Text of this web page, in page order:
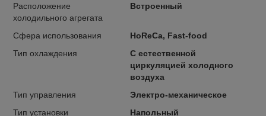
Расположение
холодильного агрегата
Встроенный
Сфера использования
HoReCa, Fast-food
Тип охлаждения
С естественной
циркуляцией холодного
воздуха
Тип управления
Электро-механическое
Тип установки
Напольный